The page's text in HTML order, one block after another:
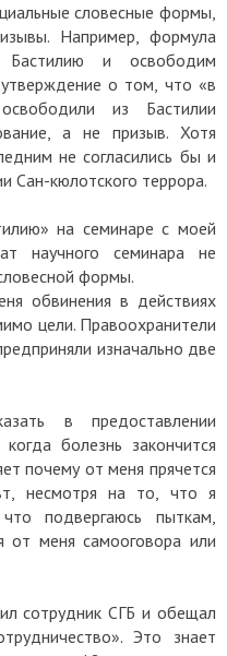
словесные формы,
Например, формула
и освободим
о том, что «в
из Бастилии
а не призыв. Хотя
не согласились бы и
Сан-кюлотского террора.
на семинаре с моей
научного семинара не
формы.
обвинения в действиях
цели. Правоохранители
изначально две
в предоставлении
болезнь закончится
почему от меня прячется
несмотря на то, что я
подвергаюсь пыткам,
меня самооговора или
сотрудник СГБ и обещал
Это знает